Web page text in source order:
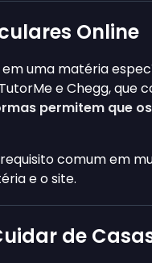
Online
uma matéria
e Chegg, que
permitem que
comum em
e o site.
de